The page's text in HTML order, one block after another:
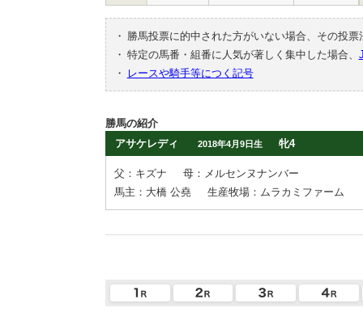
・
勝馬投票に的中された方がいない場合、その投
・ 特定の馬番・組番に人気が著しく集中した場合、
・
レースや騎手等につく記号
勝馬の紹介
アサケレディ
2018年4月9日生 牝4
父：キズナ
母：メルセンヌナンバー
馬主：大橋 公堯
生産牧場：ムラカミファーム